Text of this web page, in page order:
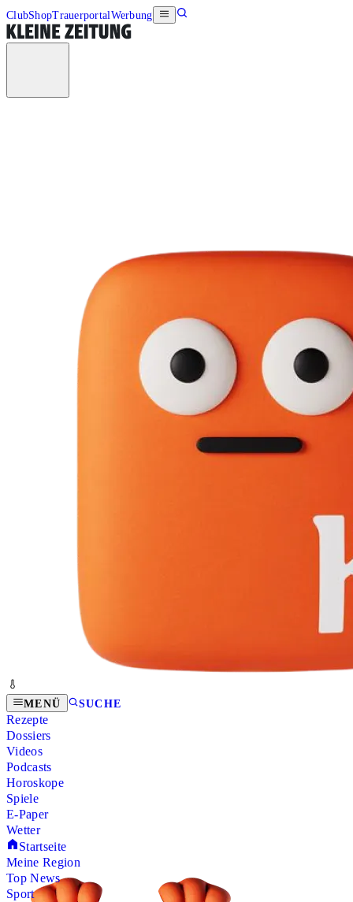
ClubShopTrauerportalWerbung
MENÜ SUCHE
Rezepte
Dossiers
Videos
Podcasts
Horoskope
Spiele
E-Paper
Wetter
Startseite
Meine Region
Top News
Sport